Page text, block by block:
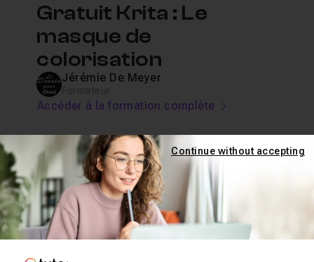
Gratuit Krita : Le
masque de
colorisation
Jérémie De Meyer
Accéder à la formation complète